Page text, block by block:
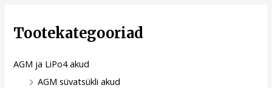
Tootekategooriad
AGM ja LiPo4 akud
AGM süvatsükli akud